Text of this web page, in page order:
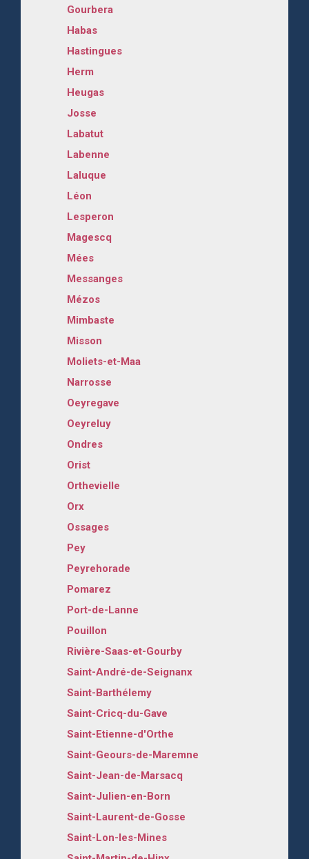
Gourbera
Habas
Hastingues
Herm
Heugas
Josse
Labatut
Labenne
Laluque
Léon
Lesperon
Magescq
Mées
Messanges
Mézos
Mimbaste
Misson
Moliets-et-Maa
Narrosse
Oeyregave
Oeyreluy
Ondres
Orist
Orthevielle
Orx
Ossages
Pey
Peyrehorade
Pomarez
Port-de-Lanne
Pouillon
Rivière-Saas-et-Gourby
Saint-André-de-Seignanx
Saint-Barthélemy
Saint-Cricq-du-Gave
Saint-Etienne-d'Orthe
Saint-Geours-de-Maremne
Saint-Jean-de-Marsacq
Saint-Julien-en-Born
Saint-Laurent-de-Gosse
Saint-Lon-les-Mines